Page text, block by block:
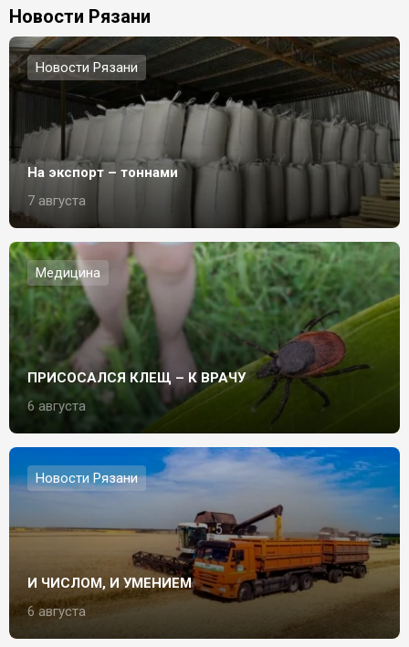
Новости Рязани
Новости Рязани
На экспорт – тоннами
7 августа
Медицина
ПРИСОСАЛСЯ КЛЕЩ – К ВРАЧУ
6 августа
Новости Рязани
И ЧИСЛОМ, И УМЕНИЕМ
6 августа